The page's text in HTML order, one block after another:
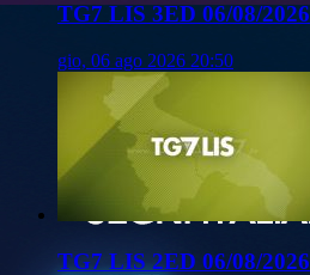
TG7 LIS 3ED 06/08/2026
gio, 06 ago 2026 20:50
TG7 LIS 2ED 06/08/2026